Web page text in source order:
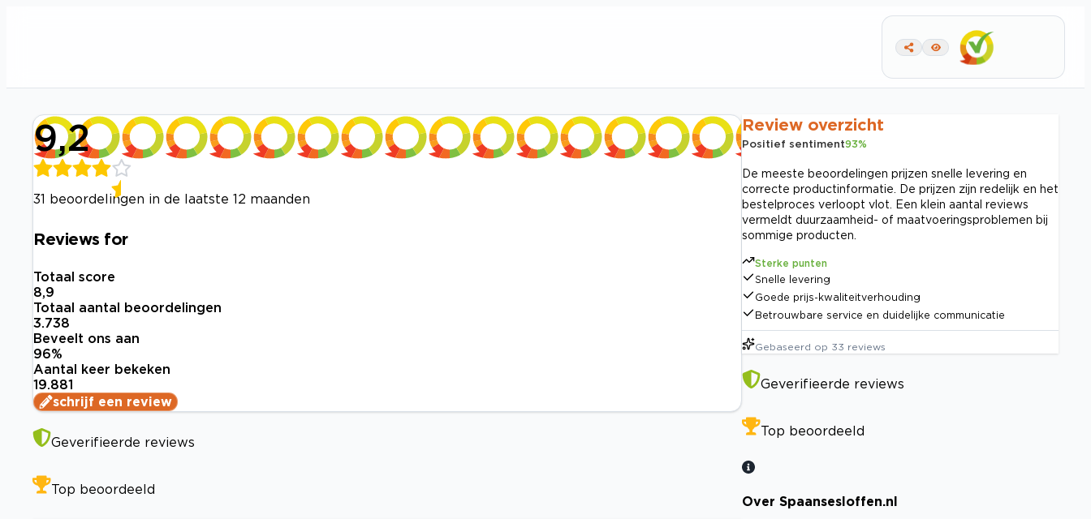
9,2
31 beoordelingen in de laatste 12 maanden
Reviews for
Totaal score
8,9
Totaal aantal beoordelingen
3.738
Beveelt ons aan
96%
Aantal keer bekeken
19.881
schrijf een review
Geverifieerde reviews
Top beoordeeld
Review overzicht
Positief sentiment93%
De meeste beoordelingen prijzen snelle levering en
correcte productinformatie. De prijzen zijn redelijk en het
bestelproces verloopt vlot. Een klein aantal reviews
vermeldt duurzaamheid- of maatvoeringsproblemen bij
sommige producten.
Sterke punten
Snelle levering
Goede prijs-kwaliteitverhouding
Betrouwbare service en duidelijke communicatie
Gebaseerd op 33 reviews
Geverifieerde reviews
Top beoordeeld
Over Spaansesloffen.nl